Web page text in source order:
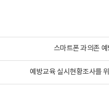
스마트폰 과의존
예방교육 실시현황조사를